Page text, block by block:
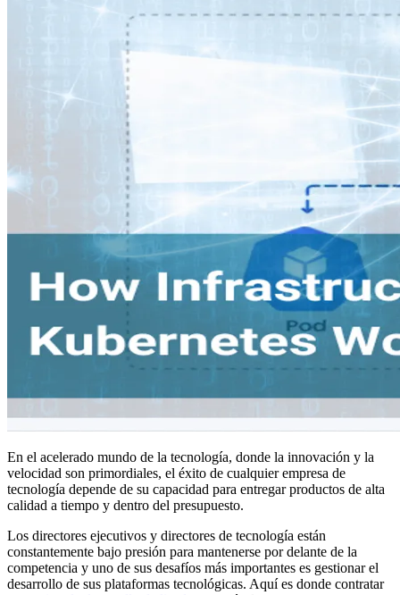
En el acelerado mundo de la tecnología, donde la innovación y la
velocidad son primordiales, el éxito de cualquier empresa de
tecnología depende de su capacidad para entregar productos de alta
calidad a tiempo y dentro del presupuesto.
Los directores ejecutivos y directores de tecnología están
constantemente bajo presión para mantenerse por delante de la
competencia y uno de sus desafíos más importantes es gestionar el
desarrollo de sus plataformas tecnológicas. Aquí es donde contratar